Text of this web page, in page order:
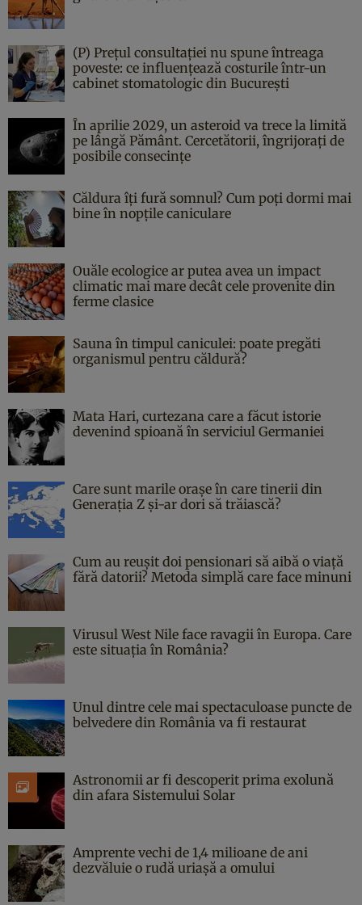
(P) Prețul consultației nu spune întreaga
poveste: ce influențează costurile într-un
cabinet stomatologic din București
În aprilie 2029, un asteroid va trece la limită
pe lângă Pământ. Cercetătorii, îngrijorați de
posibile consecințe
Căldura îți fură somnul? Cum poți dormi mai
bine în nopțile caniculare
Ouăle ecologice ar putea avea un impact
climatic mai mare decât cele provenite din
ferme clasice
Sauna în timpul caniculei: poate pregăti
organismul pentru căldură?
Mata Hari, curtezana care a făcut istorie
devenind spioană în serviciul Germaniei
Care sunt marile orașe în care tinerii din
Generația Z și-ar dori să trăiască?
Cum au reușit doi pensionari să aibă o viață
fără datorii? Metoda simplă care face minuni
Virusul West Nile face ravagii în Europa. Care
este situația în România?
Unul dintre cele mai spectaculoase puncte de
belvedere din România va fi restaurat
Astronomii ar fi descoperit prima exolună
din afara Sistemului Solar
Amprente vechi de 1,4 milioane de ani
dezvăluie o rudă uriașă a omului